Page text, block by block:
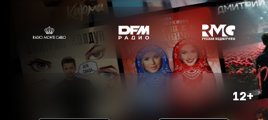
12+